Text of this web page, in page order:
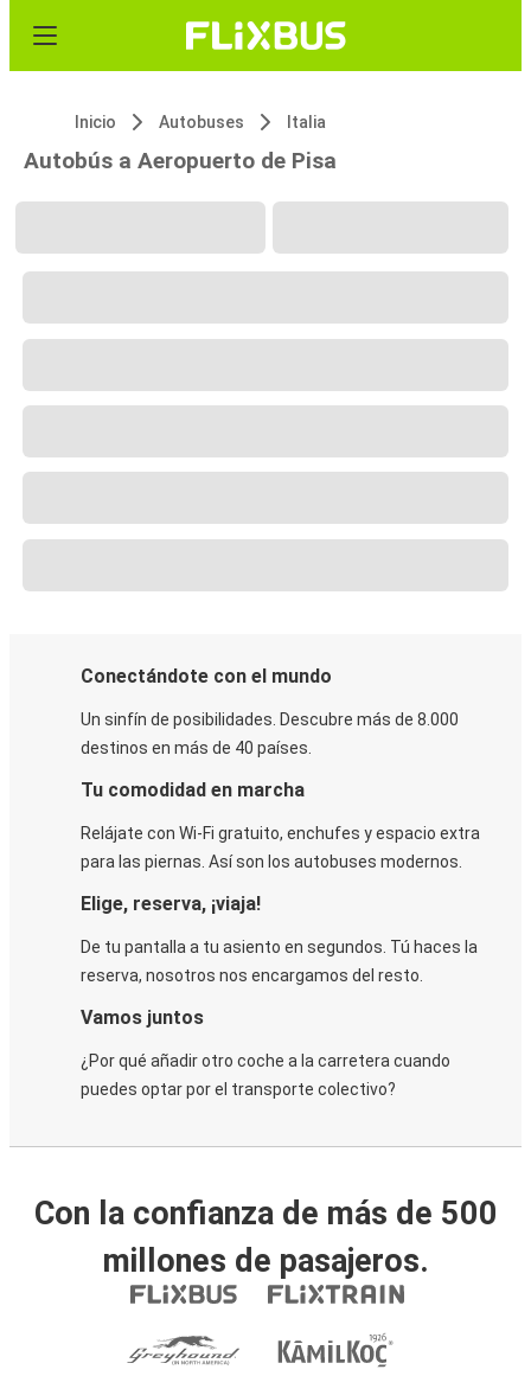
Inicio Autobuses Italia
Autobús a Aeropuerto de Pisa
Conectándote con el mundo
Un sinfín de posibilidades. Descubre más de 8.000
destinos en más de 40 países.
Tu comodidad en marcha
Relájate con Wi-Fi gratuito, enchufes y espacio extra
para las piernas. Así son los autobuses modernos.
Elige, reserva, ¡viaja!
De tu pantalla a tu asiento en segundos. Tú haces la
reserva, nosotros nos encargamos del resto.
Vamos juntos
¿Por qué añadir otro coche a la carretera cuando
puedes optar por el transporte colectivo?
Con la confianza de más de 500
millones de pasajeros.